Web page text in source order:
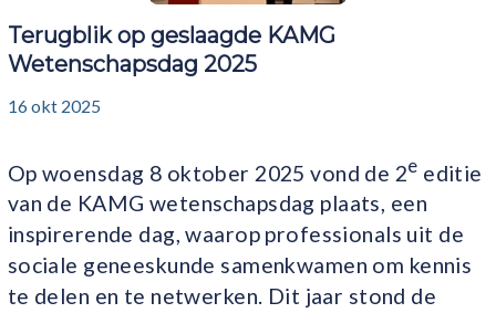
Terugblik op geslaagde KAMG
Wetenschapsdag 2025
16 okt 2025
Op woensdag 8 oktober 2025 vond de 2e editie
van de KAMG wetenschapsdag plaats, een
inspirerende dag, waarop professionals uit de
sociale geneeskunde samenkwamen om kennis
te delen en te netwerken. Dit jaar stond de